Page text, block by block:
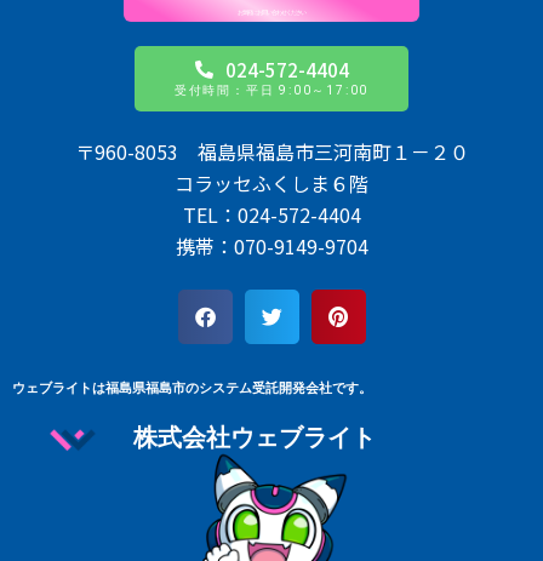
お気軽にお問い合わせください
024-572-4404
受付時間：平日 9:00～17:00
〒960-8053 福島県福島市三河南町１－２０
コラッセふくしま６階
TEL：024-572-4404
携帯：070-9149-9704
ウェブライトは福島県福島市のシステム受託開発会社です。
株式会社ウェブライト